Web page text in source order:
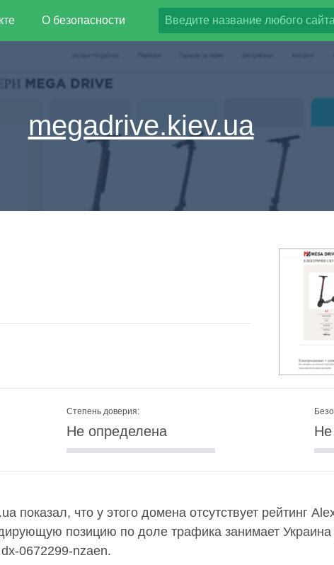
О безопасности
megadrive.kiev.ua
Степень доверия:
Не определена Не
показал, что у этого домена отсутствует рейтинг
позицию по доле трафика занимает
0672299-nzaen.